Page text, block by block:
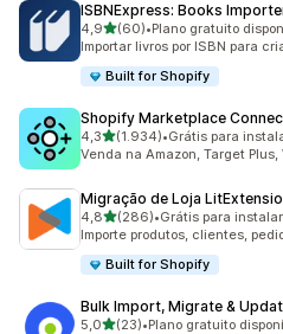
ISBNExpress: Books
4,9de 5 estrelas
(60)
60 avaliações ao todo
•Plano gratuito
Importar livros por ISBN para
Built for Shopify
Shopify Marketplace
4,3de 5 estrelas
(1.934)
1934 avaliações ao todo
•Grátis para
Venda na Amazon, Target
Migração de Loja
4,8de 5 estrelas
(286)
286 avaliações ao todo
•Grátis para instalar
Importe produtos, clientes,
Built for Shopify
Bulk Import, Migrate &
5,0de 5 estrelas
(23)•Plano gratuito